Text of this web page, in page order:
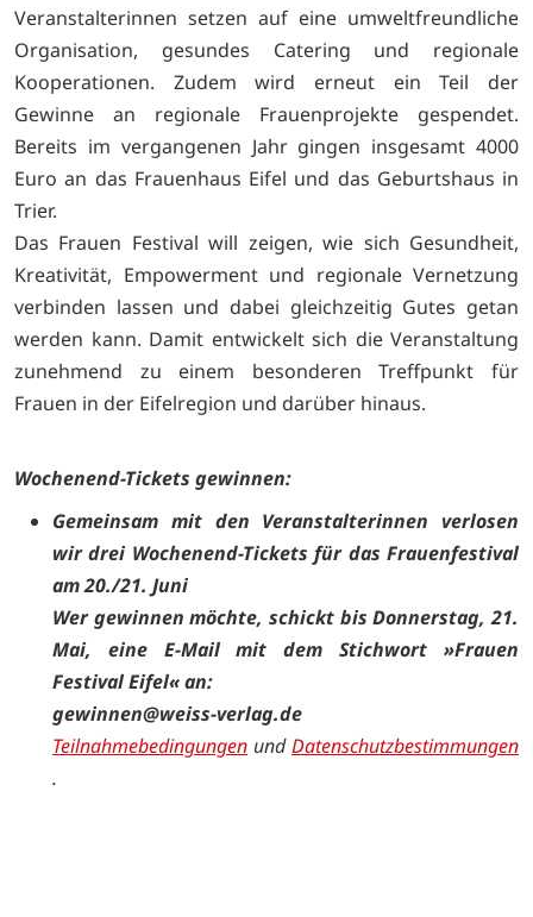
Veranstalterinnen setzen auf eine umweltfreundliche
Organisation, gesundes Catering und regionale
Kooperationen. Zudem wird erneut ein Teil der
Gewinne an regionale Frauenprojekte gespendet.
Bereits im vergangenen Jahr gingen insgesamt 4000
Euro an das Frauenhaus Eifel und das Geburtshaus in
Trier.
Das Frauen Festival will zeigen, wie sich Gesundheit,
Kreativität, Empowerment und regionale Vernetzung
verbinden lassen und dabei gleichzeitig Gutes getan
werden kann. Damit entwickelt sich die Veranstaltung
zunehmend zu einem besonderen Treffpunkt für
Frauen in der Eifelregion und darüber hinaus.
Wochenend-Tickets gewinnen:
Gemeinsam mit den Veranstalterinnen verlosen
wir drei Wochenend-Tickets für das Frauenfestival
am 20./21. Juni
Wer gewinnen möchte, schickt bis Donnerstag, 21.
Mai, eine E-Mail mit dem Stichwort »Frauen
Festival Eifel« an:
gewinnen@weiss-verlag.de
Teilnahmebedingungen undDatenschutzbestimmungen
.